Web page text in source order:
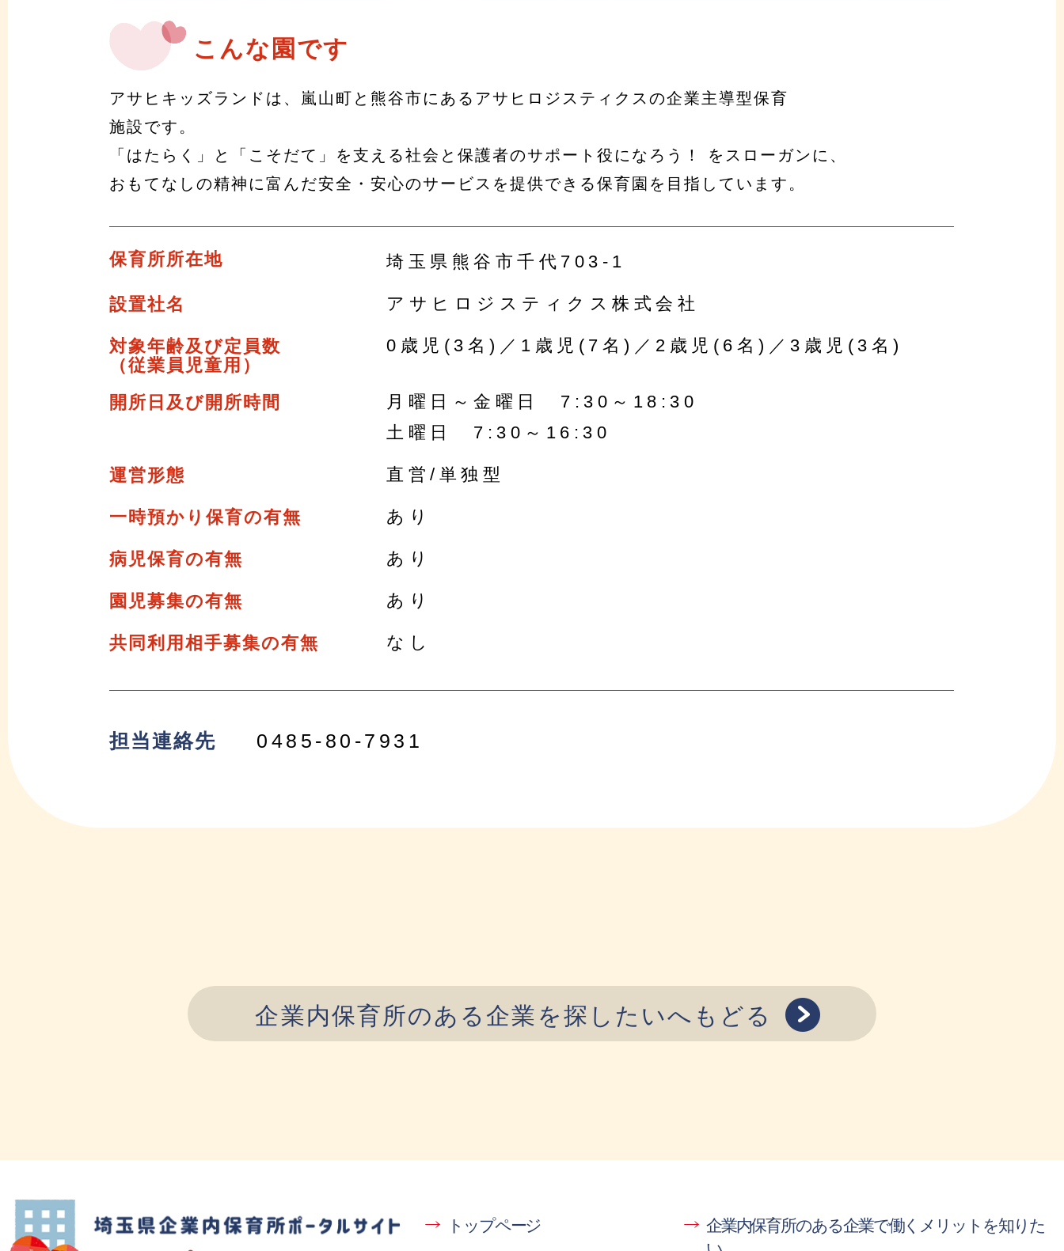
こんな園です
アサヒキッズランドは、嵐山町と熊谷市にあるアサヒロジスティクスの企業主導型保育
施設です。
「はたらく」と「こそだて」を支える社会と保護者のサポート役になろう！ をスローガンに、
おもてなしの精神に富んだ安全・安心のサービスを提供できる保育園を目指しています。
保育所所在地 埼玉県熊谷市千代703-1
設置社名 アサヒロジスティクス株式会社
対象年齢及び定員数
（従業員児童用）
0歳児(3名)／1歳児(7名)／2歳児(6名)／3歳児(3名)
開所日及び開所時間
月曜日～金曜日 7:30～18:30
土曜日 7:30～16:30
運営形態 直営/単独型
一時預かり保育の有無 あり
病児保育の有無 あり
園児募集の有無 あり
共同利用相手募集の有無 なし
担当連絡先 0485-80-7931
企業内保育所のある企業を探したいへもどる
埼玉県企業内保育所ポータルサイト ハグたま
トップページ
企業内保育所のある企業で働くメリットを知りた